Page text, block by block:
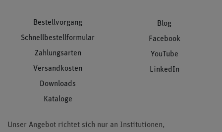
Bestellvorgang
Schnellbestellformular
Zahlungsarten
Versandkosten
Downloads
Kataloge
Blog
Facebook
YouTube
LinkedIn
Unser Angebot richtet sich nur an Institutionen,